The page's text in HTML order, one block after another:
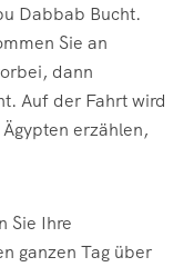
Dabbab Bucht.
Sie an
dann
Auf der Fahrt wird
erzählen,
Sie Ihre
ganzen Tag über